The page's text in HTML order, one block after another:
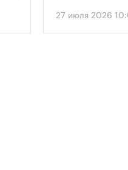
стало открытие
спортивной
27 июля 2026